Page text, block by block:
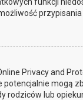
Privacy and
mogą
rodziców lub